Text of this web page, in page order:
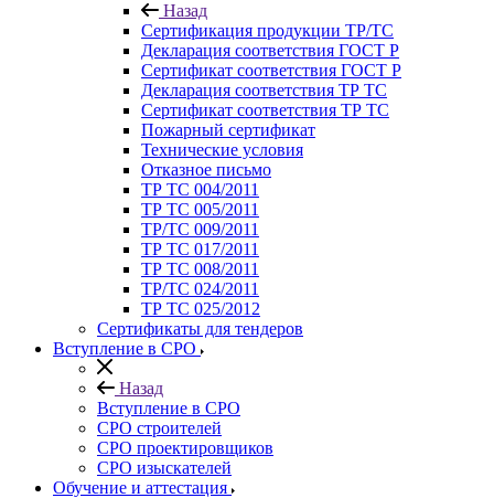
Назад
Сертификация продукции ТР/ТС
Декларация соответствия ГОСТ Р
Сертификат соответствия ГОСТ Р
Декларация соответствия ТР ТС
Сертификат соответствия ТР ТС
Пожарный сертификат
Технические условия
Отказное письмо
ТР ТС 004/2011
ТР ТС 005/2011
ТР/ТС 009/2011
ТР ТС 017/2011
ТР ТС 008/2011
ТР/ТС 024/2011
ТР ТС 025/2012
Сертификаты для тендеров
Вступление в СРО
Назад
Вступление в СРО
СРО строителей
СРО проектировщиков
СРО изыскателей
Обучение и аттестация